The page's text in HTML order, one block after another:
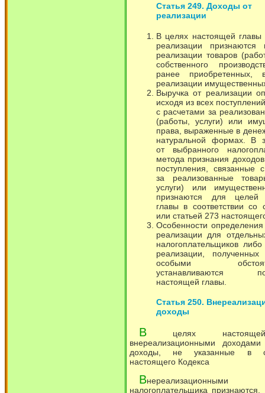
Статья 249. Доходы от
реализации
В целях настоящей главы
реализации признаются
реализации товаров
собственного
ранее приобретенных,
реализации
Выручка от реализации
исходя из всех
с расчетами за
(работы, услуги) или
права, выраженные в
натуральной формах. В
от выбранного
метода признания
поступления, связанные
за реализованные
услуги) или
признаются для целей
главы в соответствии со
или статьей 273
Особенности
реализации для
налогоплательщиков
реализации,
особыми
устанавливаются
настоящей главы.
Статья 250.
доходы
В целях
внереализационными доходами
доходы, не указанные в
настоящего Кодекса
Внереализационными
налогоплательщика признаются,